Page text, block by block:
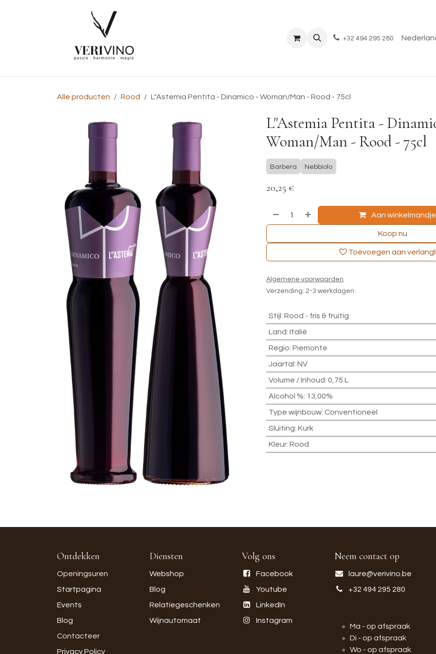
Evenementen Over ons Blog
+32 494 295 280
Alle producten Rood L"Astemia Pentita - Dinamico - Woman/Man - Rood - 75cl
L"Astemia Pentita -
Woman/Man - Rood - 75cl
Barbera Nebbiolo
20,25 €
Aan
Koop nu
Toevoegen aan
Algemene voorwaarden
Verzending: 2-3 werkdagen
Stijl : Rood - fris & fruitig
Land: Italië
Regio: Piemonte
Jaartal : NV
Volume / Inhoud: 0,75 L
Alcohol %: 13,00%
Type wijnbouw: Conventioneel
Sluiting: Kurk
Kleur: Rood
Ontdekken
Openingsuren
Startpagina
Events
Blog
Contacteer
Privacy Policy
Diensten
Webshop
Blog
Relatiegeschenken
Wijnautomaat
Volg ons
Facebook
Youtube
LinkedIn
Instagram
Neem contact op
laure@verivino.be
+32 494 295 280
Ma - op afspraak
Di - op afspraak
Wo - op afspraak